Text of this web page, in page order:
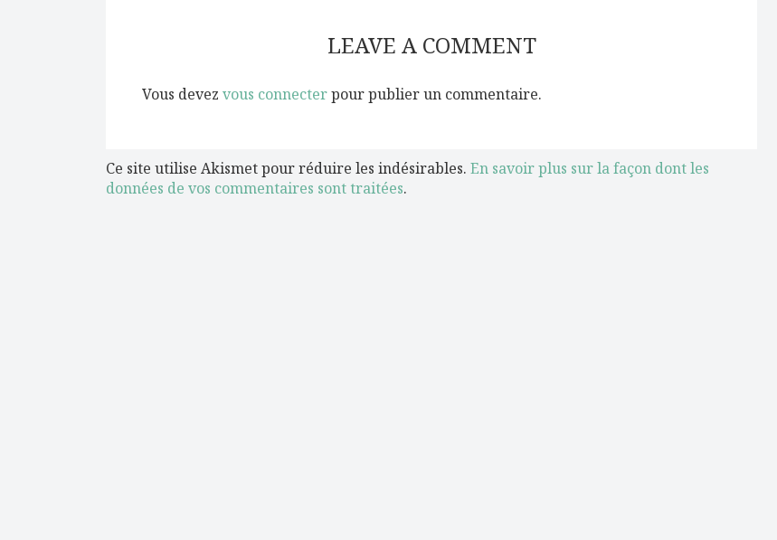
LEAVE A COMMENT
Vous devez vous connecterpour publier un commentaire.
Ce site utilise Akismet pour réduire les indésirables. En savoir plus sur la façon dont les
données de vos commentaires sont traitées.